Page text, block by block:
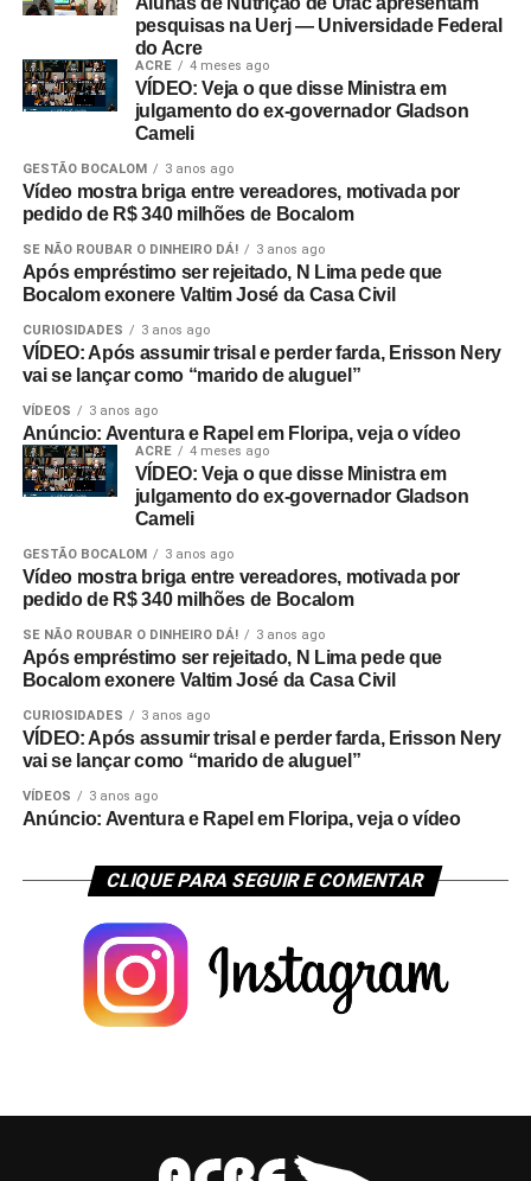
pesquisas na Uerj — Universidade Federal
do Acre
ACRE 4 meses ago
VÍDEO: Veja o que disse Ministra em
julgamento do ex-governador Gladson
Cameli
GESTÃO BOCALOM 3 anos ago
Vídeo mostra briga entre vereadores, motivada por
pedido de R$ 340 milhões de Bocalom
SE NÃO ROUBAR O DINHEIRO DÁ! 3 anos ago
Após empréstimo ser rejeitado, N Lima pede que
Bocalom exonere Valtim José da Casa Civil
CURIOSIDADES 3 anos ago
VÍDEO: Após assumir trisal e perder farda, Erisson Nery
vai se lançar como “marido de aluguel”
VÍDEOS 3 anos ago
Anúncio: Aventura e Rapel em Floripa, veja o vídeo
ACRE 4 meses ago
VÍDEO: Veja o que disse Ministra em
julgamento do ex-governador Gladson
Cameli
GESTÃO BOCALOM 3 anos ago
Vídeo mostra briga entre vereadores, motivada por
pedido de R$ 340 milhões de Bocalom
SE NÃO ROUBAR O DINHEIRO DÁ! 3 anos ago
Após empréstimo ser rejeitado, N Lima pede que
Bocalom exonere Valtim José da Casa Civil
CURIOSIDADES 3 anos ago
VÍDEO: Após assumir trisal e perder farda, Erisson Nery
vai se lançar como “marido de aluguel”
VÍDEOS 3 anos ago
Anúncio: Aventura e Rapel em Floripa, veja o vídeo
CLIQUE PARA SEGUIR E COMENTAR